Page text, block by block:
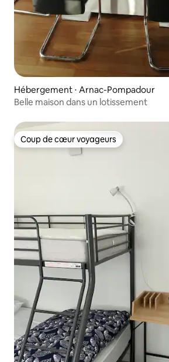
Hébergement ⋅ Arnac-Pompadour
Belle maison dans un lotissement
Coup de cœur voyageurs
Coup de cœur voyageurs